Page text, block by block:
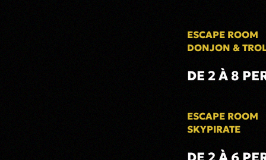
ESCAPE ROOM
DONJON &
DE 2 À 8
ESCAPE ROOM
SKYPIRATE